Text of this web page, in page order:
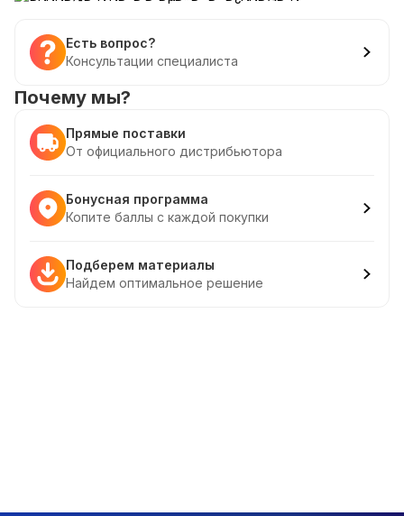
Есть вопрос?
Консультации специалиста
Почему мы?
Прямые поставки
От официального дистрибьютора
Бонусная программа
Копите баллы с каждой покупки
Подберем материалы
Найдем оптимальное решение